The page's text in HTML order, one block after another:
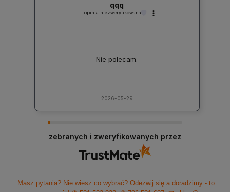
qqq
opinia niezweryfikowana
Nie polecam.
2026-05-29
zebranych i zweryfikowanych przez
Masz pytania? Nie wiesz co wybrać? Odezwij się a doradzimy - to